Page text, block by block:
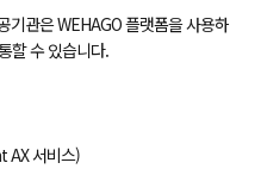
기관은 WEHAGO 플랫폼을 사용하
할 수 있습니다.
AX 서비스)